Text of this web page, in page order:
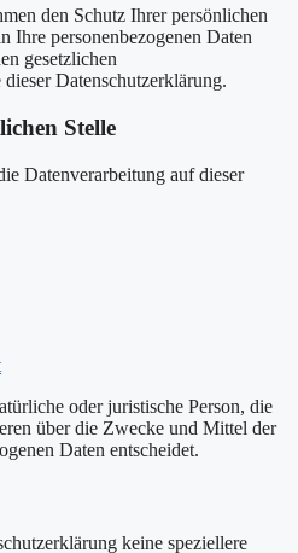
den Schutz Ihrer persönlichen
Ihre personenbezogenen Daten
gesetzlichen
Datenschutzerklärung.
Stelle
Datenverarbeitung auf dieser
oder juristische Person, die
über die Zwecke und Mittel der
Daten entscheidet.
keine speziellere